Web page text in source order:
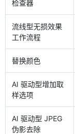
检查器
流线型无损效果
工作流程
替换颜色
AI 驱动型增加取
样选项
AI 驱动型 JPEG
伪影去除